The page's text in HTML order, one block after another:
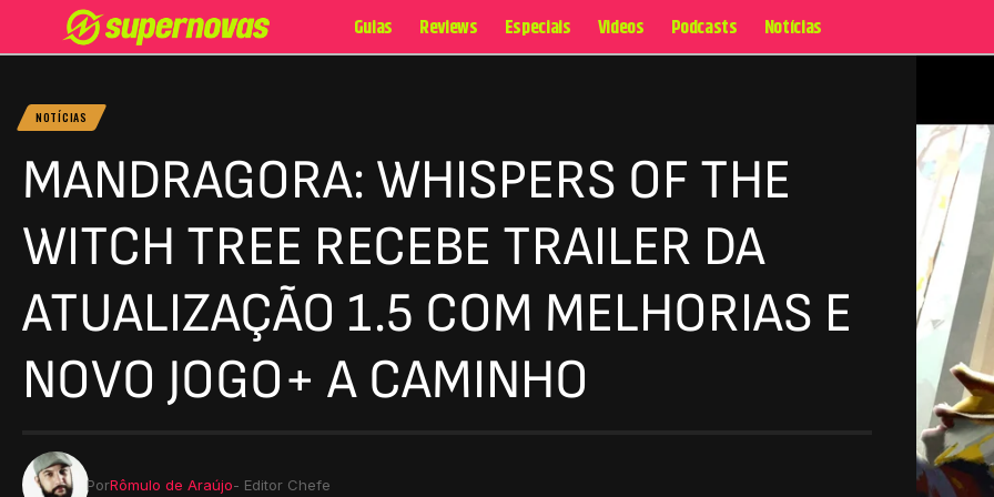
Guias Reviews Especiais Videos Podcasts Notícias
NOTÍCIAS
MANDRAGORA: WHISPERS OF THE
WITCH TREE RECEBE TRAILER DA
ATUALIZAÇÃO 1.5 COM MELHORIAS E
NOVO JOGO+ A CAMINHO
PorRômulo de Araújo- Editor Chefe